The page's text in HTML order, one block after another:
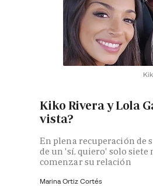
Kiko Rivera y Lola
vista?
En plena recuperación de
de un 'sí, quiero' solo siete
comenzar su relación
Marina Ortiz Cortés